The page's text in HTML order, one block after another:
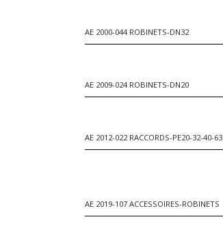
AE 2000-044 ROBINETS-DN32
AE 2009-024 ROBINETS-DN20
AE 2012-022 RACCORDS-PE20-32-40-63
AE 2019-107 ACCESSOIRES-ROBINETS